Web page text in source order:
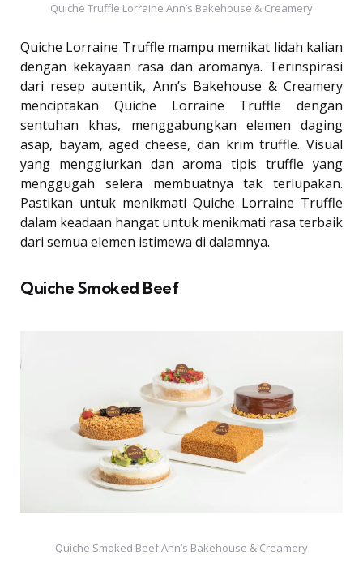
Quiche Truffle Lorraine Ann’s Bakehouse & Creamery
Quiche Lorraine Truffle mampu memikat lidah kalian
dengan kekayaan rasa dan aromanya. Terinspirasi
dari resep autentik, Ann’s Bakehouse & Creamery
menciptakan Quiche Lorraine Truffle dengan
sentuhan khas, menggabungkan elemen daging
asap, bayam, aged cheese, dan krim truffle. Visual
yang menggiurkan dan aroma tipis truffle yang
menggugah selera membuatnya tak terlupakan.
Pastikan untuk menikmati Quiche Lorraine Truffle
dalam keadaan hangat untuk menikmati rasa terbaik
dari semua elemen istimewa di dalamnya.
Quiche Smoked Beef
Quiche Smoked Beef Ann’s Bakehouse & Creamery